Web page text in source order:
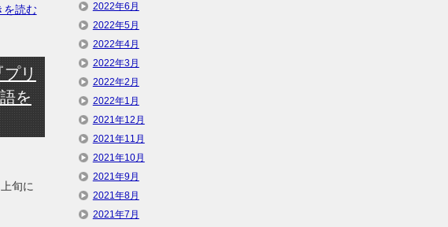
を読む
リ
を
旬に
2022年6月
2022年5月
2022年4月
2022年3月
2022年2月
2022年1月
2021年12月
2021年11月
2021年10月
2021年9月
2021年8月
2021年7月